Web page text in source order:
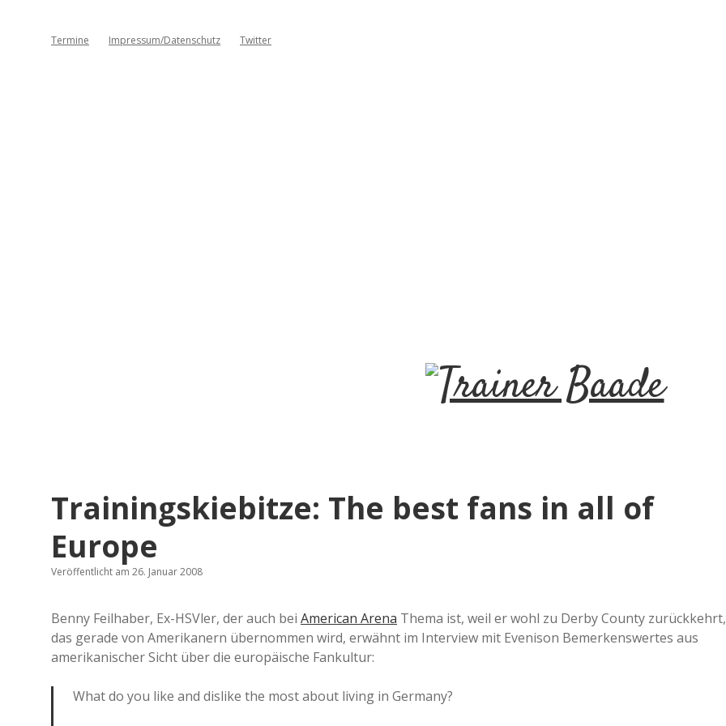
Termine Impressum/Datenschutz Twitter
T
i
e
Trainingskiebitze: The best fans in all of
Europe
Veröffentlicht am 26. Januar 2008
Benny Feilhaber, Ex-HSVler, der auch bei American Arena Thema ist, weil er wohl zu Derby County zurückkehrt,
das gerade von Amerikanern übernommen wird, erwähnt im Interview mit Evenison Bemerkenswertes aus
amerikanischer Sicht über die europäische Fankultur:
What do you like and dislike the most about living in Germany?